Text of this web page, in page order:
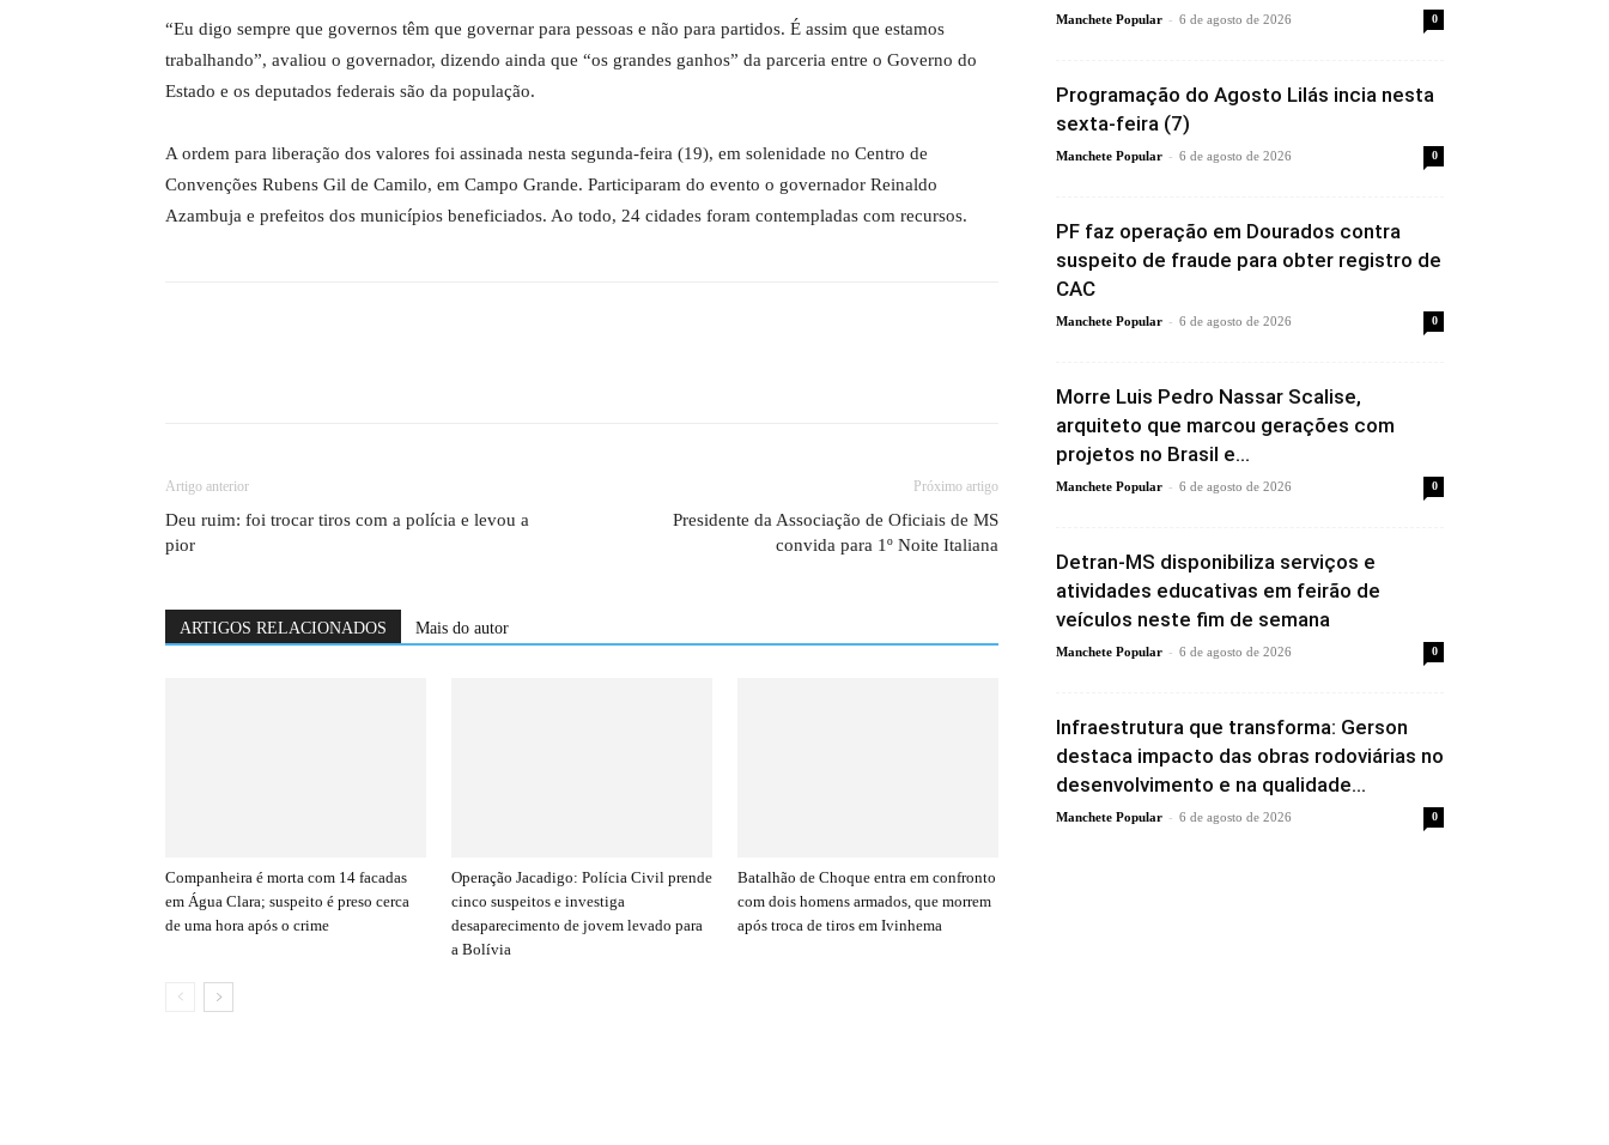
“Eu digo sempre que governos têm que governar para pessoas e não para partidos. É assim que estamos
trabalhando”, avaliou o governador, dizendo ainda que “os grandes ganhos” da parceria entre o Governo do
Estado e os deputados federais são da população.
A ordem para liberação dos valores foi assinada nesta segunda-feira (19), em solenidade no Centro de
Convenções Rubens Gil de Camilo, em Campo Grande. Participaram do evento o governador Reinaldo
Azambuja e prefeitos dos municípios beneficiados. Ao todo, 24 cidades foram contempladas com recursos.
Artigo anterior
Deu ruim: foi trocar tiros com a polícia e levou a
pior
Próximo artigo
Presidente da Associação de Oficiais de MS
convida para 1º Noite Italiana
ARTIGOS RELACIONADOS Mais do autor
Companheira é morta com 14 facadas
em Água Clara; suspeito é preso cerca
de uma hora após o crime
Operação Jacadigo: Polícia Civil prende
cinco suspeitos e investiga
desaparecimento de jovem levado para
a Bolívia
Batalhão de Choque entra em confronto
com dois homens armados, que morrem
após troca de tiros em Ivinhema
Manchete Popular - 6 de agosto de 2026 0
Programação do Agosto Lilás incia nesta
sexta-feira (7)
Manchete Popular - 6 de agosto de 2026 0
PF faz operação em Dourados contra
suspeito de fraude para obter registro de
CAC
Manchete Popular - 6 de agosto de 2026 0
Morre Luis Pedro Nassar Scalise,
arquiteto que marcou gerações com
projetos no Brasil e...
Manchete Popular - 6 de agosto de 2026 0
Detran-MS disponibiliza serviços e
atividades educativas em feirão de
veículos neste fim de semana
Manchete Popular - 6 de agosto de 2026 0
Infraestrutura que transforma: Gerson
destaca impacto das obras rodoviárias no
desenvolvimento e na qualidade...
Manchete Popular - 6 de agosto de 2026 0